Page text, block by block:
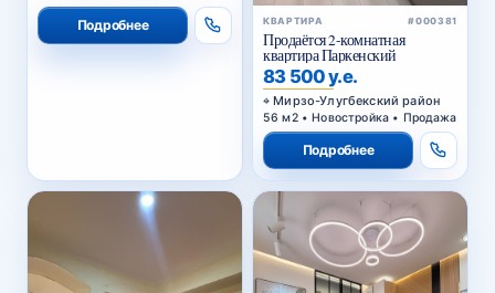
Подробнее КВАРТИРА #000381
Продаётся 2-комнатная
квартира Паркенский
83 500 у.е.
Мирзо-Улугбекский район
56 м2 • Новостройка • Продажа
Подробнее